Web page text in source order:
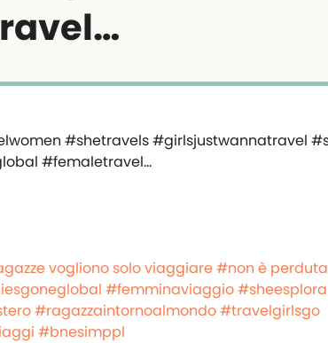
vogliono solo viaggiare#non è perduta
#femminaviaggio#sheesplora
#ragazzaintornoalmondo#travelgirlsgo
#bnesimppl